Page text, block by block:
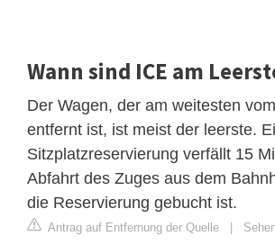
Wann sind ICE am
Der Wagen, der am weitesten
entfernt ist, ist meist der leerste.
Sitzplatzreservierung verfällt 15
Abfahrt des Zuges aus dem
die Reservierung gebucht ist.
Antrag auf Entfernung der Quelle |